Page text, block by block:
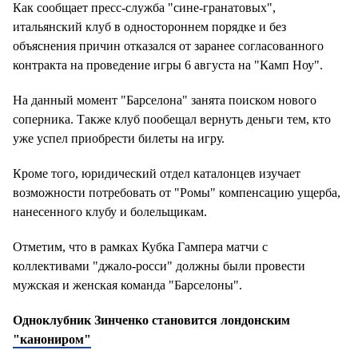
Как сообщает пресс-служба "сине-гранатовых",
итальянский клуб в одностороннем порядке и без
объяснения причин отказался от заранее согласованного
контракта на проведение игры 6 августа на "Камп Ноу".
На данный момент "Барселона" занята поиском нового
соперника. Также клуб пообещал вернуть деньги тем, кто
уже успел приобрести билеты на игру.
Кроме того, юридический отдел каталонцев изучает
возможности потребовать от "Ромы" компенсацию ущерба,
нанесенного клубу и болельщикам.
Отметим, что в рамках Кубка Гампера матчи с
коллективами "джало-росси" должны были провести
мужская и женская команда "Барселоны".
Одноклубник Зинченко становится лондонским
"канониром"